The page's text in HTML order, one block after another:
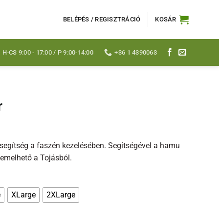
BELÉPÉS / REGISZTRÁCIÓ KOSÁR
H-CS 9:00 - 17:00 / P 9:00-14:00 +36 1 4390063
Ft
a faszén kezelésében. Segítségével a hamu
a Tojásból.
XLarge 2XLarge